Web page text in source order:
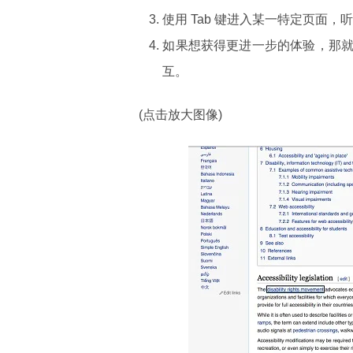
使用 Tab 键进入某一特定页面，
如果想获得更进一步的体验，那
互。
(点击放大图像)